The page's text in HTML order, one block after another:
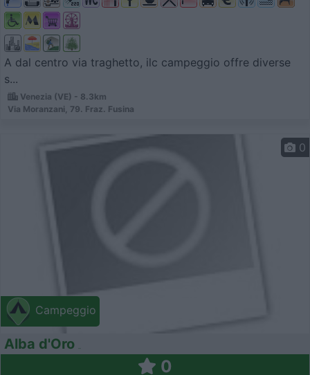
A dal centro via traghetto, ilc campeggio offre diverse
s...
Venezia (VE) - 8.3km
Via Moranzani, 79. Fraz. Fusina
Campeggio
0
Alba d'Oro
0